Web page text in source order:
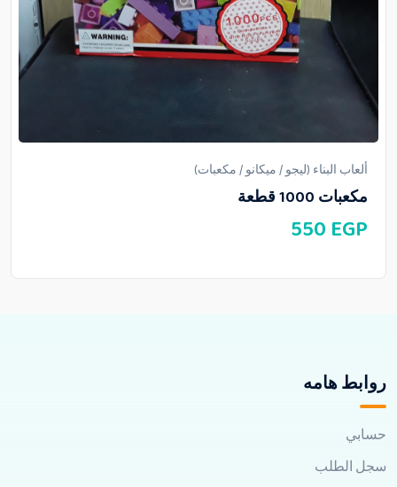
ألعاب البناء (ليجو / ميكانو / مكعبات)
مكعبات 1000 قطعة
550 EGP
روابط هامه
حسابي
سجل الطلب